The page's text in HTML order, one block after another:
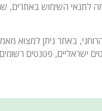
השימוש באתרים,
באתר ניתן למצוא
ישראליים, פטנטים רשומים